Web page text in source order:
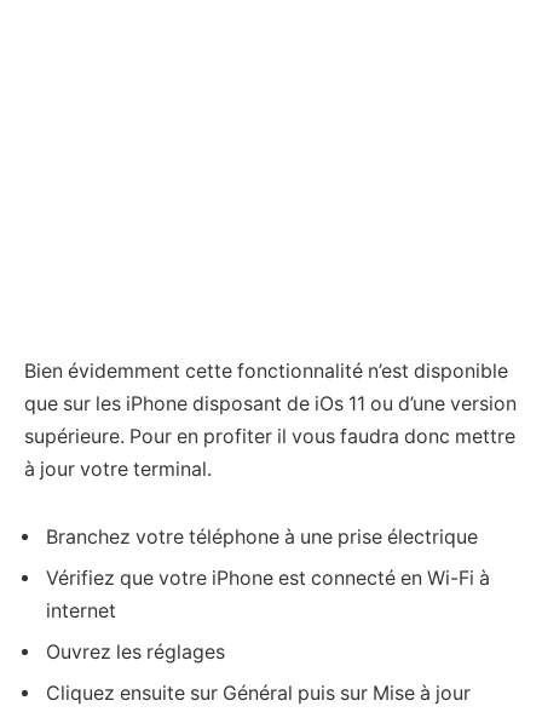
Bien évidemment cette fonctionnalité n’est disponible
que sur les iPhone disposant de iOs 11 ou d’une version
supérieure. Pour en profiter il vous faudra donc mettre
à jour votre terminal.
Branchez votre téléphone à une prise électrique
Vérifiez que votre iPhone est connecté en Wi-Fi à
internet
Ouvrez les réglages
Cliquez ensuite sur Général puis sur Mise à jour